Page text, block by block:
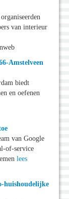
van interieur
Amstelveen
biedt
en oefenen
van Google
of-service
lees
huishoudelijke